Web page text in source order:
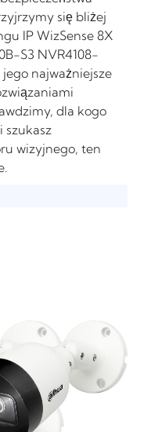
się bliżej
IP WizSense 8X
S3 NVR4108-
najważniejsze
dla kogo
szukasz
wizyjnego, ten